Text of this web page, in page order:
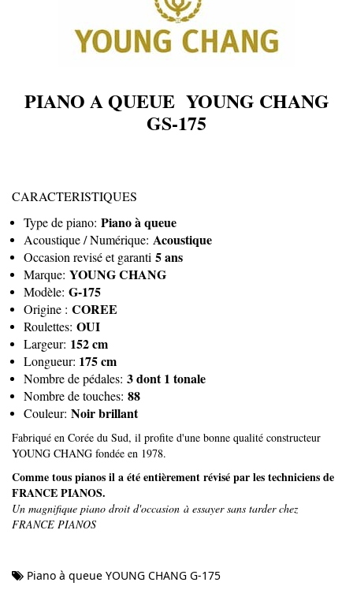
PIANO A QUEUE YOUNG CHANG
GS-175
CARACTERISTIQUES
Type de piano: Piano à queue
Acoustique / Numérique: Acoustique
Occasion revisé et garanti 5 ans
Marque: YOUNG CHANG
Modèle: G-175
Origine : COREE
Roulettes: OUI
Largeur: 152 cm
Longueur: 175 cm
Nombre de pédales: 3 dont 1 tonale
Nombre de touches: 88
Couleur: Noir brillant
Fabriqué en Corée du Sud, il profite d'une bonne qualité constructeur
YOUNG CHANG fondée en 1978.
Comme tous pianos il a été entièrement révisé par les techniciens de
FRANCE PIANOS.
Un magnifique piano droit d'occasion à essayer sans tarder chez
FRANCE PIANOS
Piano à queue YOUNG CHANG G-175